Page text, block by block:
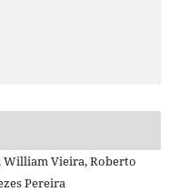
William Vieira, Roberto
Pereira